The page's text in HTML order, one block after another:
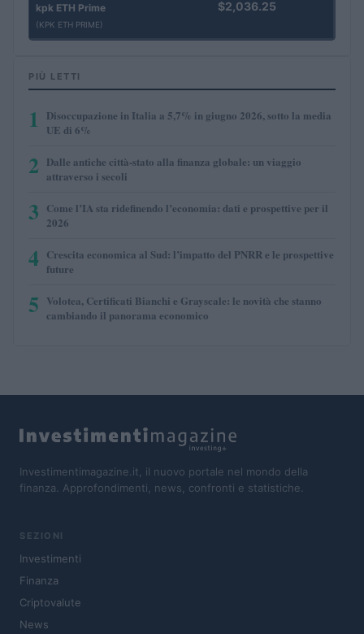
kpk ETH Prime
(KPK ETH PRIME)
$2,036.25
PIÙ LETTI
1
Disoccupazione in Italia a 5,7% in giugno 2026, sotto la media
UE di 6%
2 Dalle antiche città-stato alla finanza globale: un viaggio
attraverso i secoli
3 Come l’IA sta ridefinendo l’economia: dati e prospettive per il
2026
4 Crescita economica al Sud: l’impatto del PNRR e le prospettive
future
5 Volotea, Certificati Bianchi e Grayscale: le novità che stanno
cambiando il panorama economico
Investimentimagazine.it, il nuovo portale nel mondo della
finanza. Approfondimenti, news, confronti e statistiche.
SEZIONI
Investimenti
Finanza
Criptovalute
News